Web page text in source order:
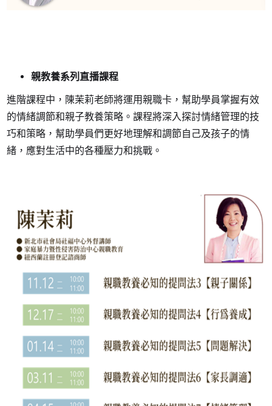
親教養系列直播課程
進階課程中，陳茉莉老師將運用親職卡，幫助學員掌握有效
的情緒調節和親子教養策略。課程將深入探討情緒管理的技
巧和策略，幫助學員們更好地理解和調節自己及孩子的情
緒，應對生活中的各種壓力和挑戰。